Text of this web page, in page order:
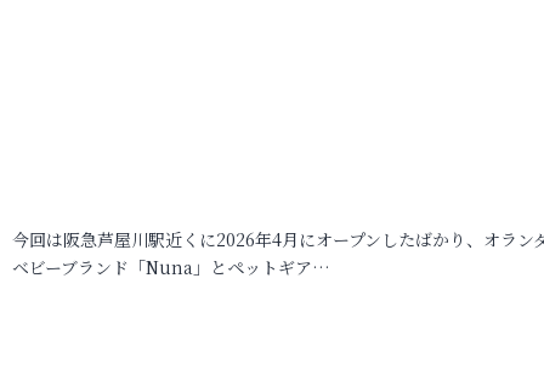
今回は阪急芦屋川駅近くに2026年4月にオープンしたばかり、オラン
ベビーブランド「Nuna」とペットギア…